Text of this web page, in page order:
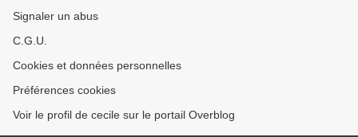
Signaler un abus
C.G.U.
Cookies et données personnelles
Préférences cookies
Voir le profil de cecile sur le portail Overblog